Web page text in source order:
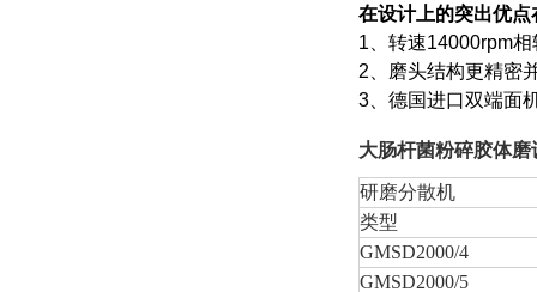
在设计上的突出优点
1 、转速14000rpm相
2 、磨头结构更精密
3 、德国进口双端
大肠杆菌粉碎胶体
研磨分散机
类型
GMSD2000/4
GMSD2000/5